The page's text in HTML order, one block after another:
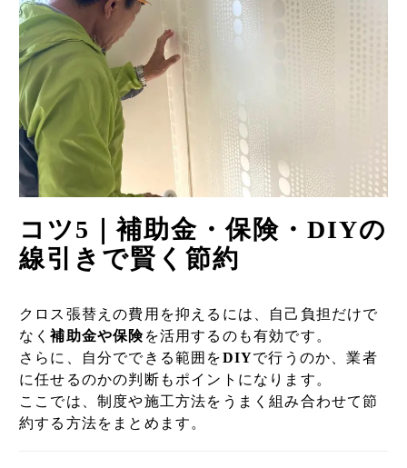
コツ5｜補助金・保険・DIYの
線引きで賢く節約
クロス張替えの費用を抑えるには、自己負担だけで
なく補助金や保険を活用するのも有効です。
さらに、自分でできる範囲をDIYで行うのか、業者
に任せるのかの判断もポイントになります。
ここでは、制度や施工方法をうまく組み合わせて節
約する方法をまとめます。